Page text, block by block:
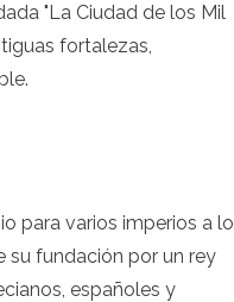
"La Ciudad de los Mil
fortalezas,
para varios imperios a lo
su fundación por un rey
españoles y